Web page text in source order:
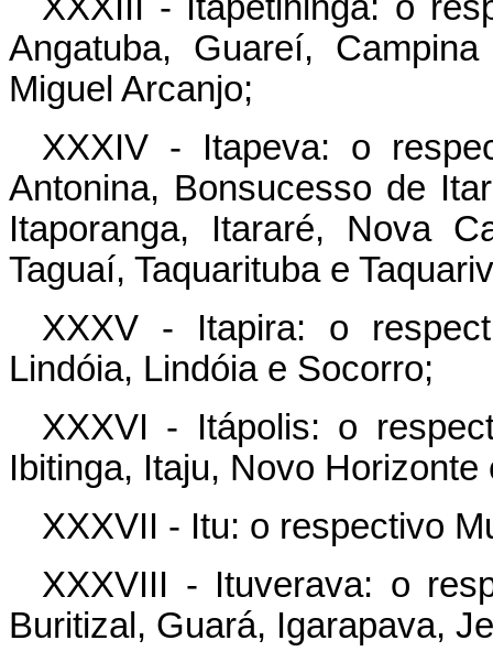
Angatuba, Guareí,
Miguel Arcanjo;
XXXIV - Itapeva: o
Antonina, Bonsucesso de
Itaporanga, Itararé, Nova
Taguaí, Taquarituba e
XXXV - Itapira: o
Lindóia, Lindóia e Socorro;
XXXVI - Itápolis: o
Ibitinga, Itaju, Novo Horizonte
XXXVII - Itu: o respectivo
XXXVIII - Ituverava: o
Buritizal, Guará, Igarapava,